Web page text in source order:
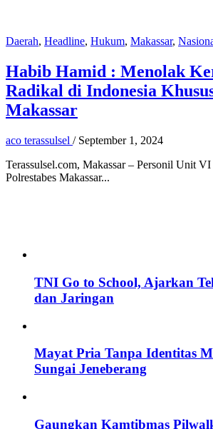
Daerah, Headline, Hukum, Makassar,
Habib Hamid : Menolak
Radikal di Indonesia
Makassar
aco terassulsel / September 1, 2024
Terassulsel.com, Makassar – Personil Unit
Polrestabes Makassar...
TNI Go to School, Ajarkan
dan Jaringan
Mayat Pria Tanpa Identitas
Sungai Jeneberang
Gaungkan Kamtibmas